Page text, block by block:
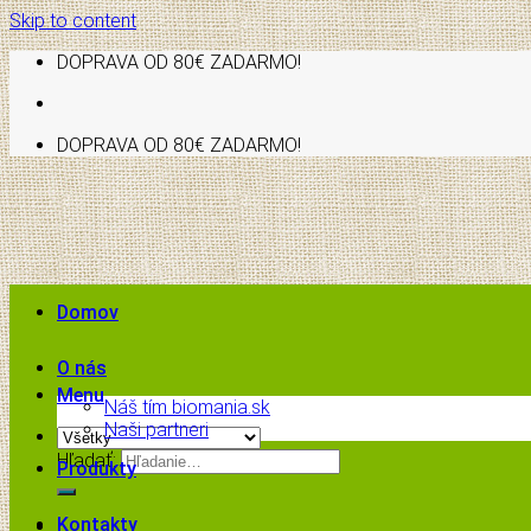
Skip to content
DOPRAVA OD 80€ ZADARMO!
DOPRAVA OD 80€ ZADARMO!
Menu
Hľadať:
Domov
O nás
Náš tím biomania.sk
Naši partneri
Produkty
Kontakty